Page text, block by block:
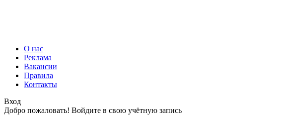
О нас
Реклама
Вакансии
Правила
Контакты
Вход
Добро пожаловать! Войдите в свою учётную запись